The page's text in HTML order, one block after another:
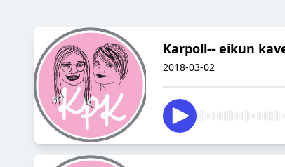
Karpoll-- eikun
2018-03-02